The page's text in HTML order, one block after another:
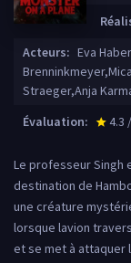
Acteurs: Eva
Straeger,Anja
Évaluation:
4.3
Le professeur Singh
destination de
une créature
lorsque lavion
et se met à